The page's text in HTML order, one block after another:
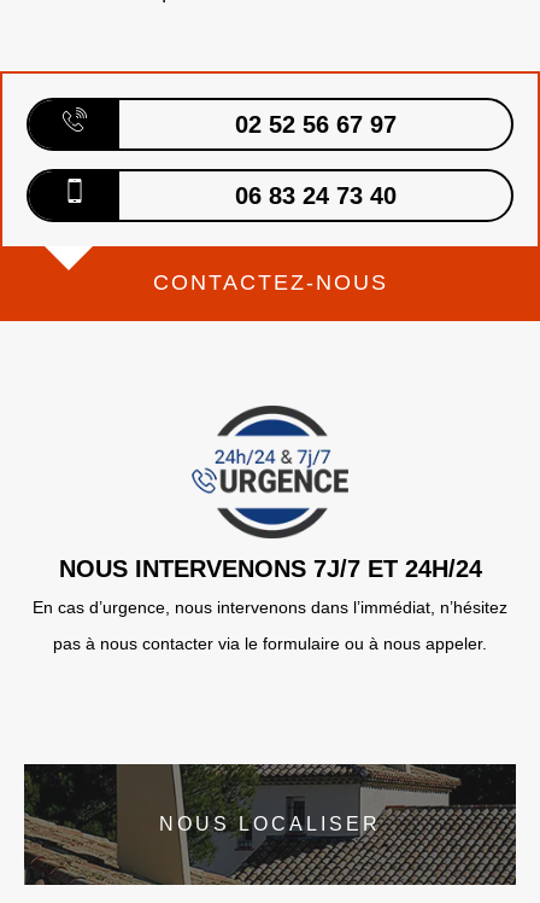
02 52 56 67 97
06 83 24 73 40
CONTACTEZ-NOUS
NOUS INTERVENONS 7J/7 ET 24H/24
En cas d’urgence, nous intervenons dans l’immédiat, n’hésitez
pas à nous contacter via le formulaire ou à nous appeler.
NOUS LOCALISER